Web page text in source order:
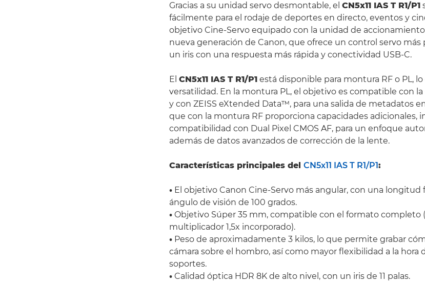
Gracias a su unidad servo desmontable, el CN5x11 IAS T R1/P1
fácilmente para el rodaje de deportes en directo, eventos y
objetivo Cine-Servo equipado con la unidad de
nueva generación de Canon, que ofrece un control servo más
un iris con una respuesta más rápida y conectividad USB-C.
El CN5x11 IAS T R1/P1 está disponible para montura RF o PL,
versatilidad. En la montura PL, el objetivo es compatible con
y con ZEISS eXtended Data™, para una salida de metadatos
que con la montura RF proporciona capacidades adicionales,
compatibilidad con Dual Pixel CMOS AF, para un enfoque
además de datos avanzados de corrección de la lente.
Características principales del CN5x11 IAS T R1/P1:
• El objetivo Canon Cine-Servo más angular, con una longitud
ángulo de visión de 100 grados.
• Objetivo Súper 35 mm, compatible con el formato completo
multiplicador 1,5x incorporado).
• Peso de aproximadamente 3 kilos, lo que permite grabar
cámara sobre el hombro, así como mayor flexibilidad a la hora
soportes.
• Calidad óptica HDR 8K de alto nivel, con un iris de 11 palas.